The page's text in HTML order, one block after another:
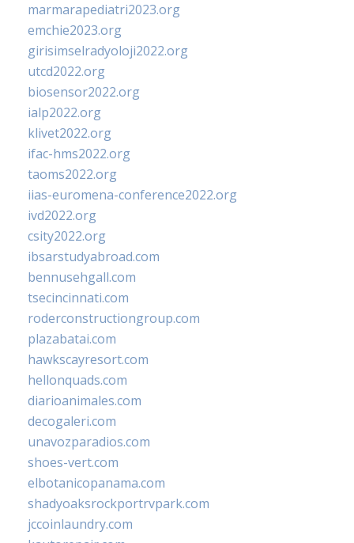
marmarapediatri2023.org
emchie2023.org
girisimselradyoloji2022.org
utcd2022.org
biosensor2022.org
ialp2022.org
klivet2022.org
ifac-hms2022.org
taoms2022.org
iias-euromena-conference2022.org
ivd2022.org
csity2022.org
ibsarstudyabroad.com
bennusehgall.com
tsecincinnati.com
roderconstructiongroup.com
plazabatai.com
hawkscayresort.com
hellonquads.com
diarioanimales.com
decogaleri.com
unavozparadios.com
shoes-vert.com
elbotanicopanama.com
shadyoaksrockportrvpark.com
jccoinlaundry.com